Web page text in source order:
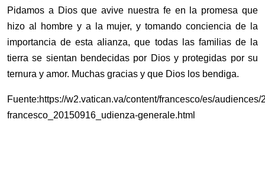
Pidamos a Dios que avive nuestra fe en la promesa que
hizo al hombre y a la mujer, y tomando conciencia de la
importancia de esta alianza, que todas las familias de la
tierra se sientan bendecidas por Dios y protegidas por su
ternura y amor. Muchas gracias y que Dios los bendiga.
Fuente:https://w2.vatican.va/content/francesco/es/
francesco_20150916_udienza-generale.html